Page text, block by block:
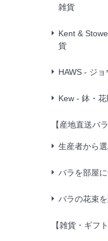
雑貨
Kent &
貨
HAWS - ジ
Kew - 鉢・花
【産地直送バ
生産者から
バラを部屋
バラの花束
【雑貨・ギフト